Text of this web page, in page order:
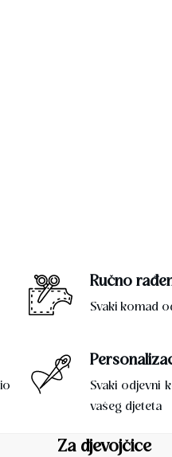
Ručno
Svaki komad
Svaki odjevni
vašeg djeteta
Za djevojčice